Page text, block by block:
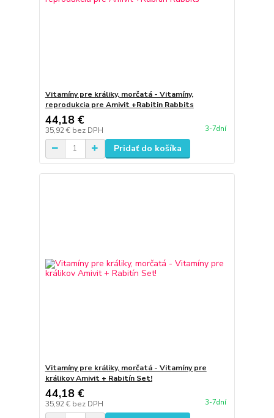
Vitamíny pre králiky, morčatá - Vitamíny,
reprodukcia pre Amivit +Rabitin Rabbits
44,18 €
35,92 € bez DPH 3-7dní
Pridať do košíka
Vitamíny pre králiky, morčatá - Vitamíny pre
králikov Amivit + Rabitín Set!
44,18 €
35,92 € bez DPH 3-7dní